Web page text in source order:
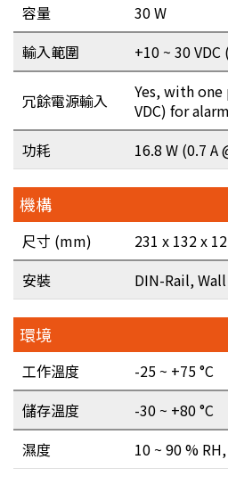
容量
30 W
輸入範圍
+10 ~ 30
冗餘電源輸入
Yes, with one
VDC) for alarm
功耗
16.8 W (0.7 A
機構
尺寸 (mm)
231 x 132 x
安裝
DIN-Rail,
環境
工作溫度
-25 ~ +75 °C
儲存溫度
-30 ~ +80 °C
濕度
10 ~ 90 %